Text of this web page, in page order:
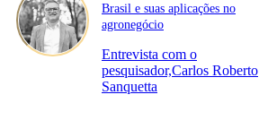
Brasil e suas aplicações no
agronegócio
Entrevista com o
pesquisador,Carlos Roberto
Sanquetta